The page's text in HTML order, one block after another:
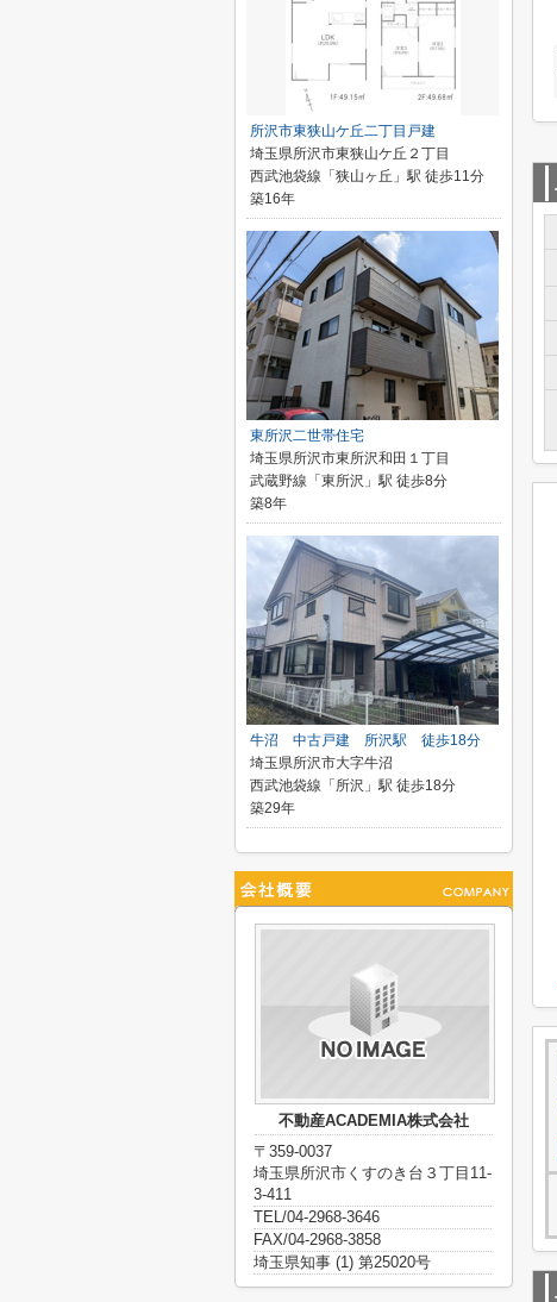
所沢市東狭山ケ丘二丁目戸建
埼玉県所沢市東狭山ケ丘２丁目
西武池袋線「狭山ヶ丘」駅 徒歩11分
築16年
東所沢二世帯住宅
埼玉県所沢市東所沢和田１丁目
武蔵野線「東所沢」駅 徒歩8分
築8年
牛沼 中古戸建 所沢駅 徒歩18分
埼玉県所沢市大字牛沼
西武池袋線「所沢」駅 徒歩18分
築29年
不動産ACADEMIA株式会社
〒359-0037
埼玉県所沢市くすのき台３丁目11-
3-411
TEL/04-2968-3646
FAX/04-2968-3858
埼玉県知事 (1) 第25020号